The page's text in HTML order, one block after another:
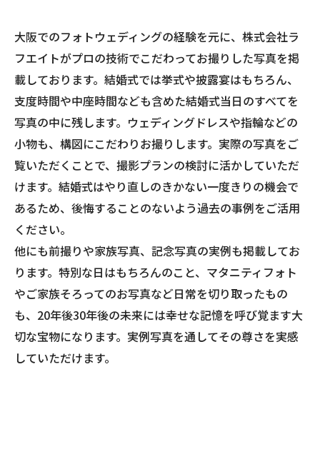
大阪でのフォトウェディングの経験を元に、株式会社ラ
フエイトがプロの技術でこだわってお撮りした写真を掲
載しております。結婚式では挙式や披露宴はもちろん、
支度時間や中座時間なども含めた結婚式当日のすべてを
写真の中に残します。ウェディングドレスや指輪などの
小物も、構図にこだわりお撮りします。実際の写真をご
覧いただくことで、撮影プランの検討に活かしていただ
けます。結婚式はやり直しのきかない一度きりの機会で
あるため、後悔することのないよう過去の事例をご活用
ください。
他にも前撮りや家族写真、記念写真の実例も掲載してお
ります。特別な日はもちろんのこと、マタニティフォト
やご家族そろってのお写真など日常を切り取ったもの
も、20年後30年後の未来には幸せな記憶を呼び覚ます大
切な宝物になります。実例写真を通してその尊さを実感
していただけます。